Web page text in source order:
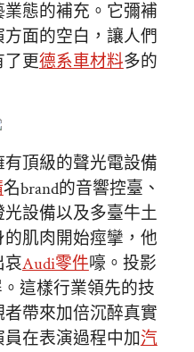
態的補充。它彌補
面的空白，讓人們
了更德系車材料多的
頂級的聲光電設備
名brand的音響控臺、
設備以及多臺牛土
肌肉開始痙攣，他
哀Audi零件嚎。投影
這樣行業領先的技
帶來加倍沉醉真實
在表演過程中加汽